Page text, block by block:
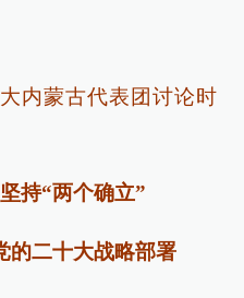
内蒙古代表团讨论时
持“两个确立”
的二十大战略部署